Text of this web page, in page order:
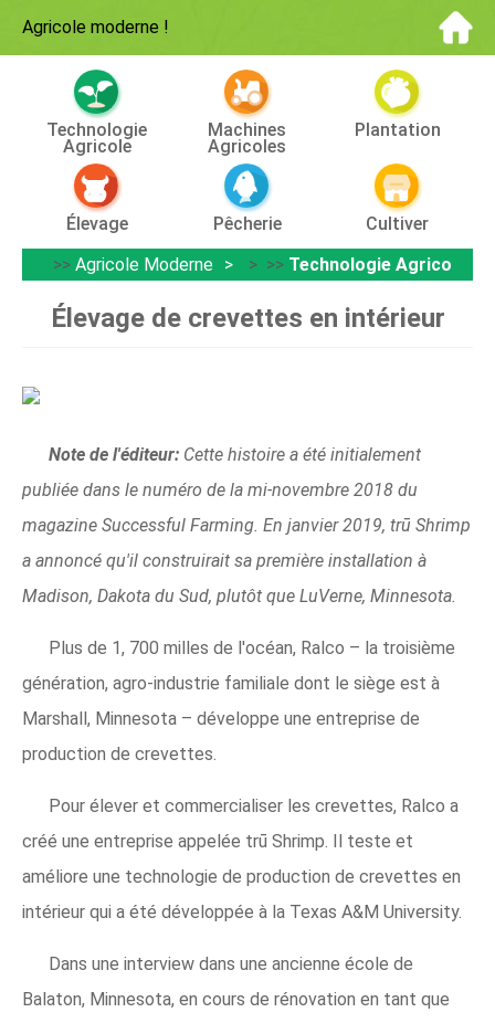
Agricole moderne !
Technologie
Agricole
Machines
Agricoles
Plantation
Élevage Pêcherie
Cultiver
>> Agricole Moderne > >> Technologie Agricole
Élevage de crevettes en intérieur
Note de l'éditeur: Cette histoire a été initialement
publiée dans le numéro de la mi-novembre 2018 du
magazine Successful Farming. En janvier 2019, trū Shrimp
a annoncé qu'il construirait sa première installation à
Madison, Dakota du Sud, plutôt que LuVerne, Minnesota.
Plus de 1, 700 milles de l'océan, Ralco – la troisième
génération, agro-industrie familiale dont le siège est à
Marshall, Minnesota – développe une entreprise de
production de crevettes.
Pour élever et commercialiser les crevettes, Ralco a
créé une entreprise appelée trū Shrimp. Il teste et
améliore une technologie de production de crevettes en
intérieur qui a été développée à la Texas A&M University.
Dans une interview dans une ancienne école de
Balaton, Minnesota, en cours de rénovation en tant que